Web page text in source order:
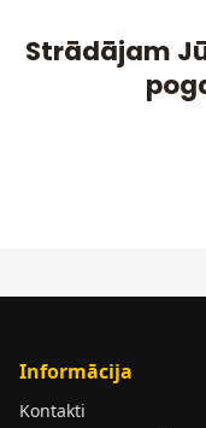
Strādājam
Informācija
Kontakti